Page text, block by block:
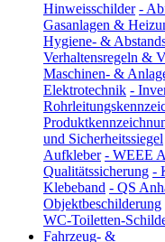
Hinweisschilder -
Gasanlagen &
Hygiene- &
Verhaltensregeln &
Maschinen- &
Elektrotechnik -
und Sicherheitssiegel
Aufkleber - WEEE
Qualitätssicherung -
Klebeband - QS
Objektbeschilderung
WC-Toiletten-
Fahrzeug- &